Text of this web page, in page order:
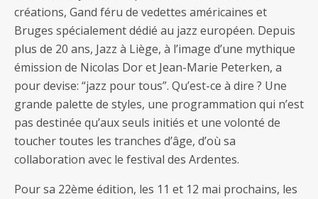
créations, Gand féru de vedettes américaines et
Bruges spécialement dédié au jazz européen. Depuis
plus de 20 ans, Jazz à Liège, à l’image d’une mythique
émission de Nicolas Dor et Jean-Marie Peterken, a
pour devise: “jazz pour tous”. Qu’est-ce à dire ? Une
grande palette de styles, une programmation qui n’est
pas destinée qu’aux seuls initiés et une volonté de
toucher toutes les tranches d’âge, d’où sa
collaboration avec le festival des Ardentes.
Pour sa 22ème édition, les 11 et 12 mai prochains, les